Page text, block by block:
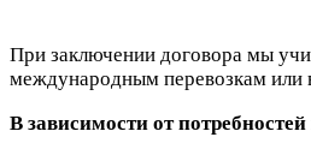
При заключении договора мы
международным перевозкам или
В зависимости от